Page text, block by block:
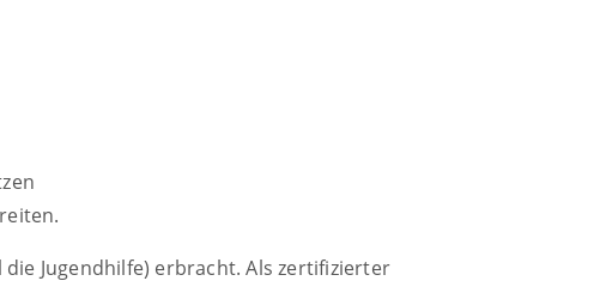
Jugendhilfe) erbracht. Als zertifizierter